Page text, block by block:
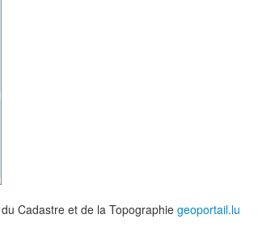
Cadastre et de la Topographie geoportail.lu